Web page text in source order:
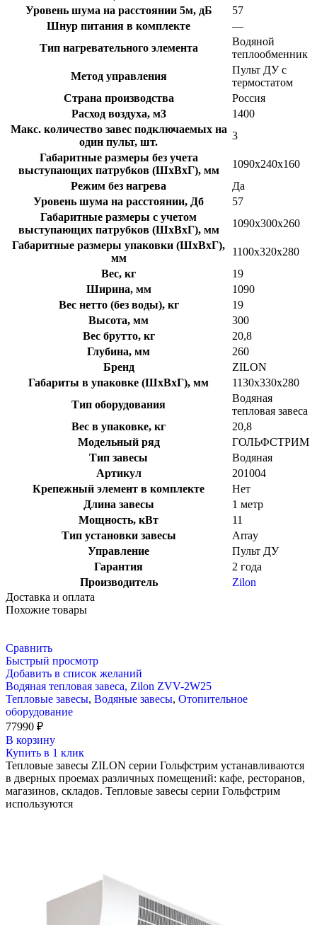
Уровень шума на расстоянии 5м, дБ
57
Шнур питания в комплекте
—
Тип нагревательного элемента
Водяной
теплообменник
Метод управления
Пульт ДУ с
термостатом
Страна производства
Россия
Расход воздуха, м3
1400
Макс. количество завес подключаемых на
один пульт, шт.
3
Габаритные размеры без учета
выступающих патрубков (ШхВхГ), мм
1090х240х160
Режим без нагрева
Да
Уровень шума на расстоянии, Дб
57
Габаритные размеры с учетом
выступающих патрубков (ШхВхГ), мм
1090х300х260
Габаритные размеры упаковки (ШхВхГ),
мм
1100х320х280
Вес, кг
19
Ширина, мм
1090
Вес нетто (без воды), кг
19
Высота, мм
300
Вес брутто, кг
20,8
Глубина, мм
260
Бренд
ZILON
Габариты в упаковке (ШxВxГ), мм
1130x330x280
Тип оборудования
Водяная
тепловая завеса
Вес в упаковке, кг
20,8
Модельный ряд
ГОЛЬФСТРИМ
Тип завесы
Водяная
Артикул
201004
Крепежный элемент в комплекте
Нет
Длина завесы
1 метр
Мощность, кВт
11
Тип установки завесы
Array
Управление
Пульт ДУ
Гарантия
2 года
Производитель
Zilon
Доставка и оплата
Похожие товары
Сравнить
Быстрый просмотр
Добавить в список желаний
Водяная тепловая завеса, Zilon ZVV-2W25
Тепловые завесы, Водяные завесы, Отопительное
оборудование
77990 ₽
В корзину
Купить в 1 клик
Тепловые завесы ZILON серии Гольфстрим устанавливаются
в дверных проемах различных помещений: кафе, ресторанов,
магазинов, складов. Тепловые завесы серии Гольфстрим
используются